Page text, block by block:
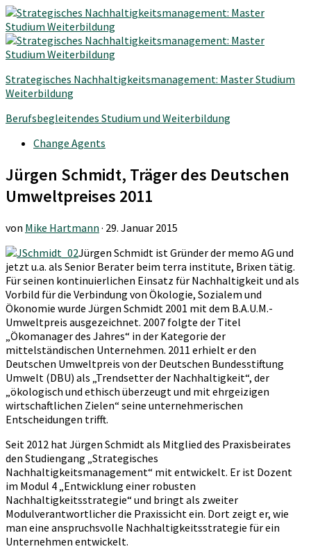
Strategisches Nachhaltigkeitsmanagement: Master Studium
Weiterbildung
Berufsbegleitendes Studium und Weiterbildung
Change Agents
Jürgen Schmidt, Träger des Deutschen
Umweltpreises 2011
von Mike Hartmann · 29. Januar 2015
Jürgen Schmidt ist Gründer der memo AG und
jetzt u.a. als Senior Berater beim terra institute, Brixen tätig.
Für seinen kontinuierlichen Einsatz für Nachhaltigkeit und als
Vorbild für die Verbindung von Ökologie, Sozialem und
Ökonomie wurde Jürgen Schmidt 2001 mit dem B.A.U.M.-
Umweltpreis ausgezeichnet. 2007 folgte der Titel
„Ökomanager des Jahres“ in der Kategorie der
mittelständischen Unternehmen. 2011 erhielt er den
Deutschen Umweltpreis von der Deutschen Bundesstiftung
Umwelt (DBU) als „Trendsetter der Nachhaltigkeit“, der
„ökologisch und ethisch überzeugt und mit ehrgeizigen
wirtschaftlichen Zielen“ seine unternehmerischen
Entscheidungen trifft.
Seit 2012 hat Jürgen Schmidt als Mitglied des Praxisbeirates
den Studiengang „Strategisches
Nachhaltigkeitsmanagement“ mit entwickelt. Er ist Dozent
im Modul 4 „Entwicklung einer robusten
Nachhaltigkeitsstrategie“ und bringt als zweiter
Modulverantwortlicher die Praxissicht ein. Dort zeigt er, wie
man eine anspruchsvolle Nachhaltigkeitsstrategie für ein
Unternehmen entwickelt.